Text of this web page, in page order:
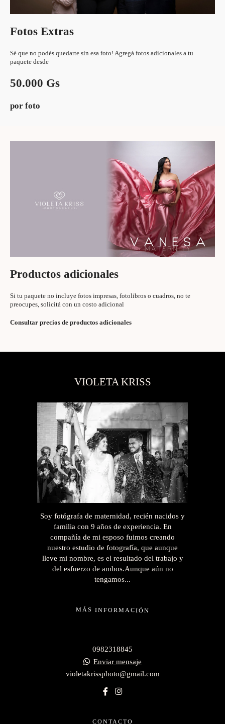
Fotos Extras
Sé que no podés quedarte sin esa foto! Agregá fotos adicionales a tu
paquete desde
50.000 Gs
por foto
Productos adicionales
Si tu paquete no incluye fotos impresas, fotolibros o cuadros, no te
preocupes, solicitá con un costo adicional
Consultar precios de productos adicionales
VIOLETA KRISS
Soy fotógrafa de maternidad, recién nacidos y
familia con 9 años de experiencia. En
compañía de mi esposo fuimos creando
nuestro estudio de fotografía, que aunque
lleve mi nombre, es el resultado del trabajo y
del esfuerzo de ambos.Aunque aún no
tengamos...
MÁS INFORMACIÓN
0982318845
Enviar mensaje
violetakrissphoto@gmail.com
CONTACTO